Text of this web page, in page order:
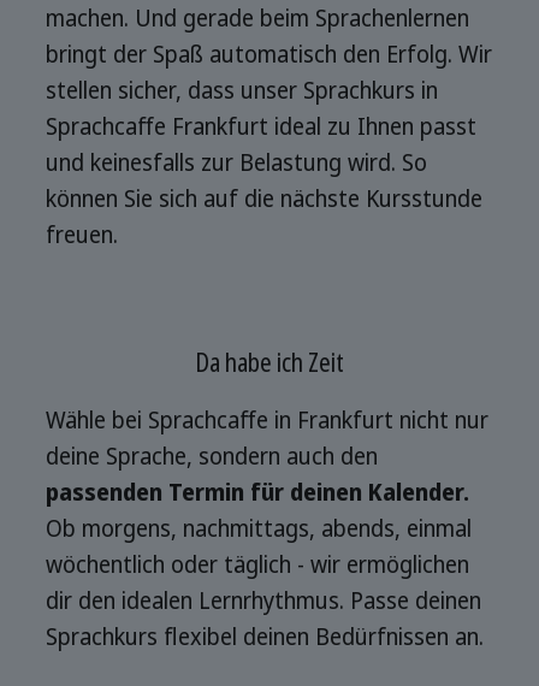
machen. Und gerade beim Sprachenlernen
bringt der Spaß automatisch den Erfolg. Wir
stellen sicher, dass unser Sprachkurs in
Sprachcaffe Frankfurt ideal zu Ihnen passt
und keinesfalls zur Belastung wird. So
können Sie sich auf die nächste Kursstunde
freuen.
Da habe ich Zeit
Wähle bei Sprachcaffe in Frankfurt nicht nur
deine Sprache, sondern auch den
passenden Termin für deinen Kalender.
Ob morgens, nachmittags, abends, einmal
wöchentlich oder täglich - wir ermöglichen
dir den idealen Lernrhythmus. Passe deinen
Sprachkurs flexibel deinen Bedürfnissen an.